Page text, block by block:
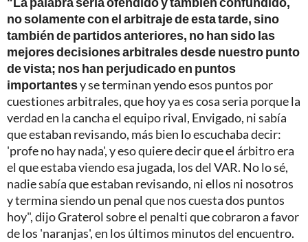
no solamente con el arbitraje de esta tarde, sino
también de partidos anteriores, no han sido las
mejores decisiones arbitrales desde nuestro punto
de vista; nos han perjudicado en puntos
importantesy se terminan yendo esos puntos por
cuestiones arbitrales, que hoy ya es cosa seria porque la
verdad en la cancha el equipo rival, Envigado, ni sabía
que estaban revisando, más bien lo escuchaba decir:
'profe no hay nada', y eso quiere decir que el árbitro era
el que estaba viendo esa jugada, los del VAR. No lo sé,
nadie sabía que estaban revisando, ni ellos ni nosotros
y termina siendo un penal que nos cuesta dos puntos
hoy", dijo Graterol sobre el penalti que cobraron a favor
de los 'naranjas', en los últimos minutos del encuentro.